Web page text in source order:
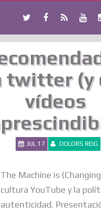
twitter (y
vídeos
JUL 17 DOLORS REIG
The Machine is
cultura YouTube y la
autenticidad.